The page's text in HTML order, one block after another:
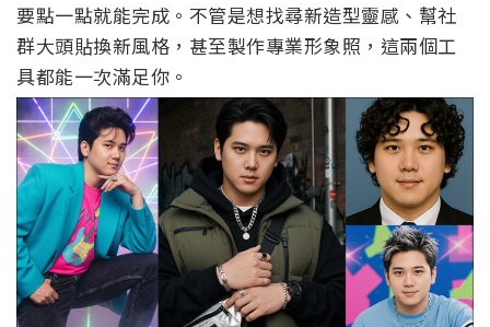
要點一點就能完成。不管是想找尋新造型靈感、幫社
群大頭貼換新風格，甚至製作專業形象照，這兩個工
具都能一次滿足你。